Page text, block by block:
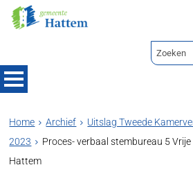
Home Archief
Uitslag Tweede
2023
Proces- verbaal stembureau 5
Hattem